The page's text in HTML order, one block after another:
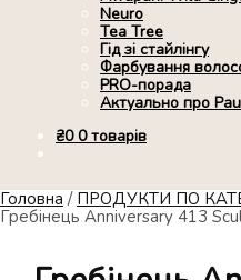
меню
Neuro
Tea Tree
Гід зі стайлінгу
Фарбування
PRO-порада
Актуально про
₴0 0 товарів
Головна / ПРОДУКТИ ПО
Гребінець Anniversary 413